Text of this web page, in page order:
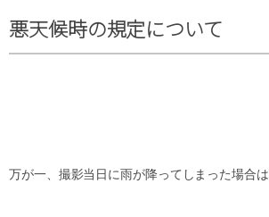
悪天候時の規定について
万が一、撮影当日に雨が降ってしまった場合は